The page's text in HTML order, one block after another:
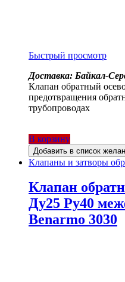
Быстрый просмотр
Доставка: Байкал-
Клапан обратный
предотвращения
трубопроводах
В корзину
Добавить в список
Клапаны и затворы
Клапан
Ду25 Ру40
Benarmo 3030